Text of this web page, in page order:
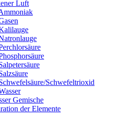
Luft
Schwefeltrioxid
Gemische
der Elemente